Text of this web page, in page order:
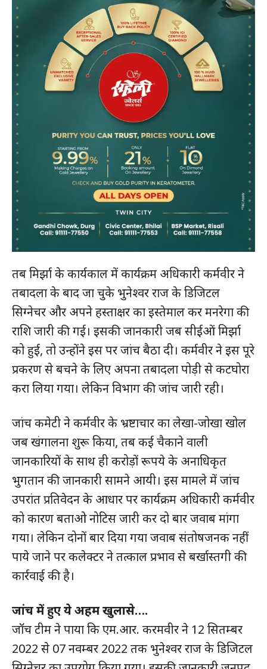
तब मिर्झा के कार्यकाल में कार्यक्रम अधिकारी कर्मवीर ने
तबादला के बाद जा चुके भुनेश्वर राज के डिजिटल
सिग्नेचर और अपने हस्ताक्षर का इस्तेमाल कर मनरेगा की
राशि जारी की गई। इसकी जानकारी जब सीईओं मिर्झा
को हुई, तो उन्होंने इस पर जांच बैठा दी। कर्मवीर ने इस पूरे
प्रकरण से बचने के लिए अपना तबादला पोड़ी से कटघोरा
करा लिया गया। लेकिन विभाग की जांच जारी रही।
जांच कमेटी ने कर्मवीर के भ्रष्टाचार का लेखा-जोखा खोल
जब खंगालना शुरू किया, तब कई चैकाने वाली
जानकारियों के साथ ही करोड़ों रूपये के अनाधिकृत
भुगतान की जानकारी सामने आयी। इस मामले में जांच
उपरांत प्रतिवेदन के आधार पर कार्यक्रम अधिकारी कर्मवीर
को कारण बताओ नोटिस जारी कर दो बार जवाब मांगा
गया। लेकिन दोनों बार दिया गया जवाब संतोषजनक नहीं
पाये जाने पर कलेक्टर ने तत्काल प्रभाव से बर्खास्तगी की
कार्रवाई की है।
जांच में हुए ये अहम खुलासे….
जॉच टीम ने पाया कि एम.आर. करमवीर ने 12 सितम्बर
2022 से 07 नवम्बर 2022 तक भुनेश्वर राज के डिजिटल